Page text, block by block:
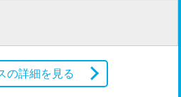
の詳細を見る